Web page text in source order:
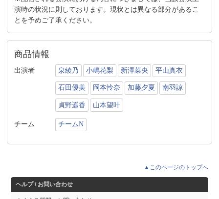
演時の状況に則しております。現状とは異なる部分があるこ
とを予めご了承ください。
商品情報
出演者 泉綾乃 小嶋花梨 新澤菜央 平山真衣
石田優美 岡本怜奈 加藤夕夏 南羽諒
貞野遥香 山本望叶
チーム チームN
▲このページのトップへ
ヘルプ / お問い合わせ